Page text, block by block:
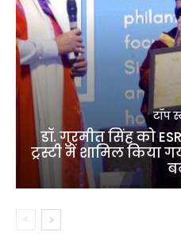
टॉप
डॉ. गुरमीत सिंह को
ट्रस्टी में शामिल किया